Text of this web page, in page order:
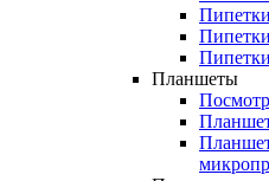
Планшеты